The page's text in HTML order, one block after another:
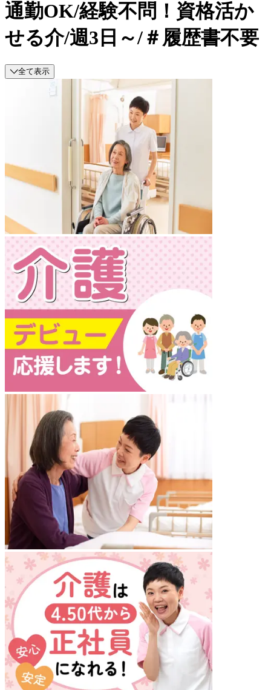
通勤OK/経験不問！資格活か
せる介/週3日～/＃履歴書不要
全て表示